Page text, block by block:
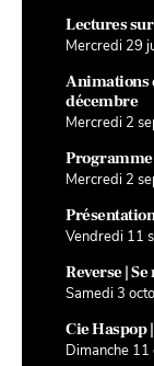
Lectures
Mercredi 29
Animations
décembre
Mercredi 2
Mercredi 2
Vendredi 11
Reverse |
Samedi 3
Cie Haspop
Dimanche